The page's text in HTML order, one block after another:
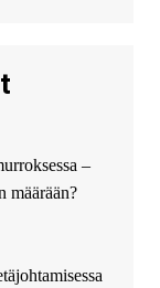
–
määrään?